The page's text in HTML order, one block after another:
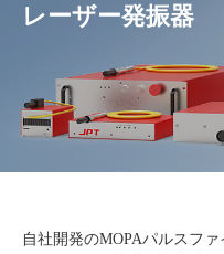
レーザー発振器
自社開発のMOPAパルスフ